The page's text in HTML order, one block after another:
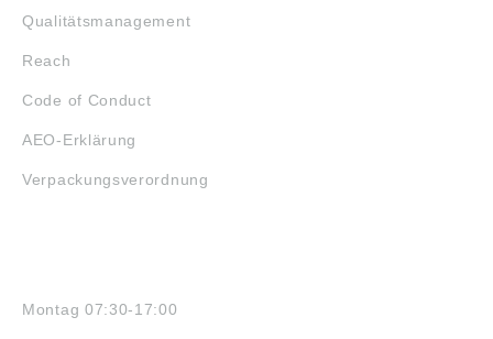
Qualitätsmanagement
Reach
Code of Conduct
AEO-Erklärung
Verpackungsverordnung
Montag 07:30-17:00